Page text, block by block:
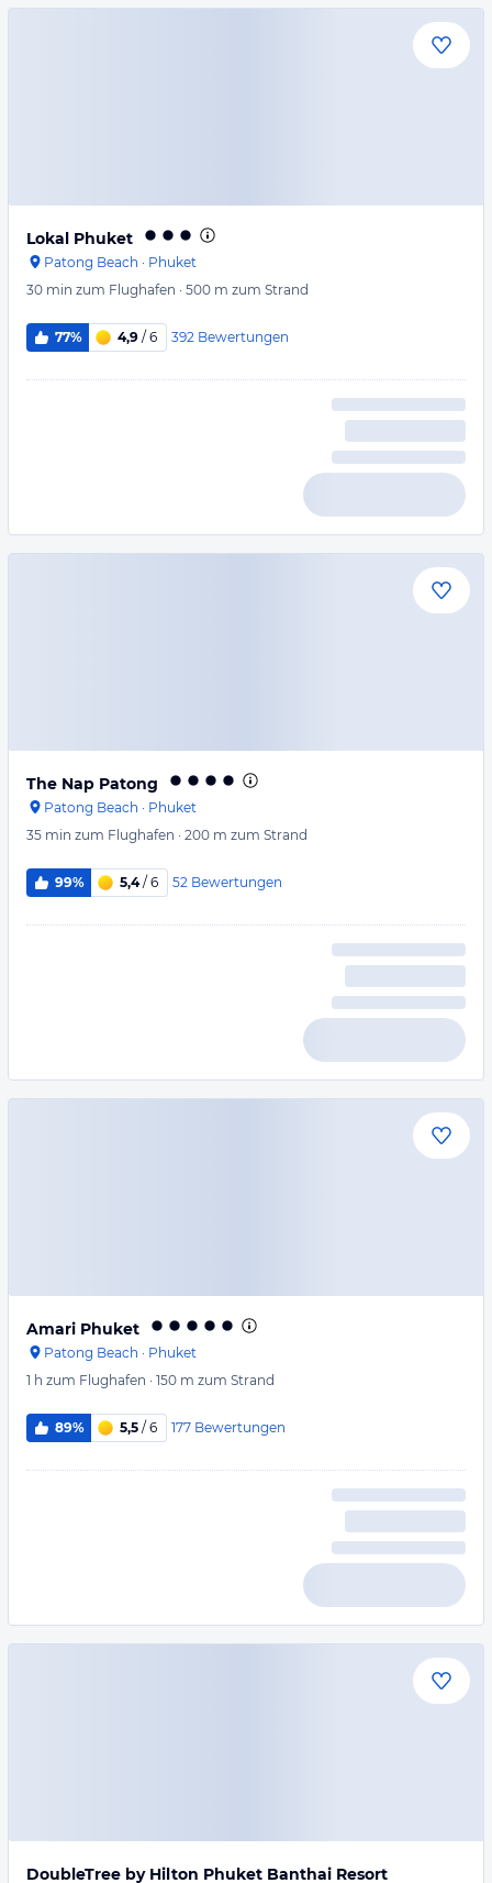
Lokal Phuket
Patong Beach · Phuket
30 min zum Flughafen · 500 m zum Strand
77% 4,9 / 6 392 Bewertungen
The Nap Patong
Patong Beach · Phuket
35 min zum Flughafen · 200 m zum Strand
99% 5,4/ 6 52 Bewertungen
Amari Phuket
Patong Beach · Phuket
1 h zum Flughafen · 150 m zum Strand
89% 5,5 / 6 177 Bewertungen
DoubleTree by Hilton Phuket Banthai Resort